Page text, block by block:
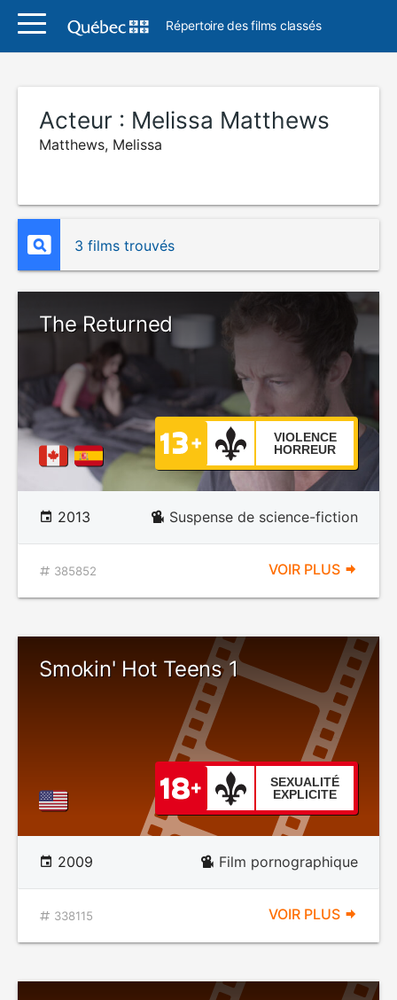
Répertoire des films classés
Acteur : Melissa Matthews
Matthews, Melissa
3 films trouvés
The Returned
VIOLENCE
HORREUR
2013 Suspense de science-fiction
385852 VOIR PLUS
Smokin' Hot Teens 1
SEXUALITÉ
EXPLICITE
2009 Film pornographique
338115 VOIR PLUS